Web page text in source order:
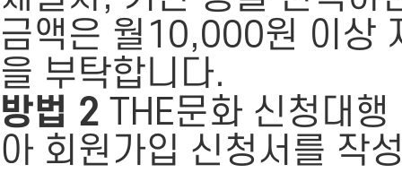
금액은 월10,000원 이상
을 부탁합니다.
방법 2 THE문화 신청대
아 회원가입 신청서를 작